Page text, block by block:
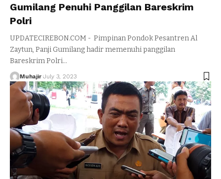
Gumilang Penuhi Panggilan Bareskrim
Polri
UPDATECIREBON.COM - Pimpinan Pondok Pesantren Al
Zaytun, Panji Gumilang hadir memenuhi panggilan
Bareskrim Polri…
Muhajir July 3, 2023